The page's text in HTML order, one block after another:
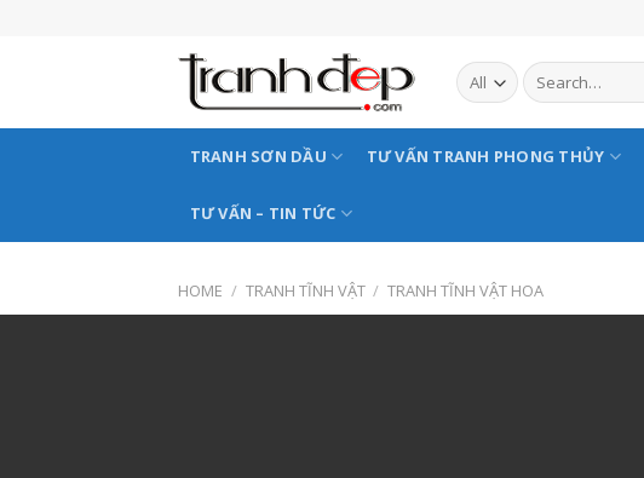
TRANH SƠN DẦU TƯ VẤN TRANH PHONG THỦY
TƯ VẤN – TIN TỨC
HOME / TRANH TĨNH VẬT / TRANH TĨNH VẬT HOA